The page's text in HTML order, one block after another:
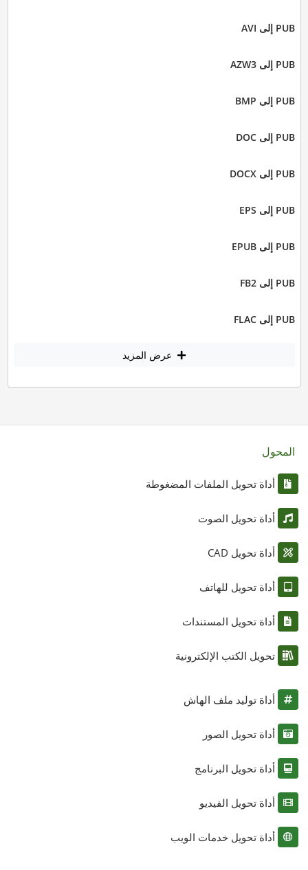
PUB إلى AVI
PUB إلى AZW3
PUB إلى BMP
PUB إلى DOC
PUB إلى DOCX
PUB إلى EPS
PUB إلى EPUB
PUB إلى FB2
PUB إلى FLAC
عرض المزيد
المحول
أداة تحويل الملفات المضغوطة
أداة تحويل الصوت
أداة تحويل CAD
أداة تحويل للهاتف
أداة تحويل المستندات
تحويل الكتب الإلكترونية
أداة توليد ملف الهاش
أداة تحويل الصور
أداة تحويل البرنامج
أداة تحويل الفيديو
أداة تحويل خدمات الويب